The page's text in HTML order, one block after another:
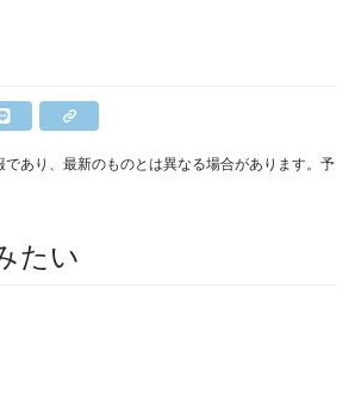
あり、最新のものとは異なる場合があります。予
たい